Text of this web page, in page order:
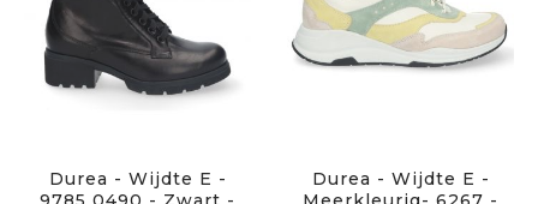
Durea - Wijdte E -
Durea - Wijdte E -